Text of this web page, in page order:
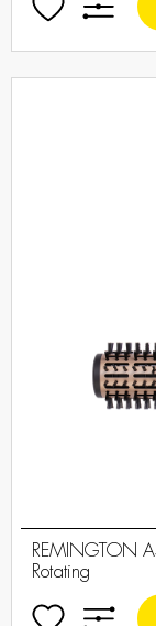
REMINGTON
Rotating